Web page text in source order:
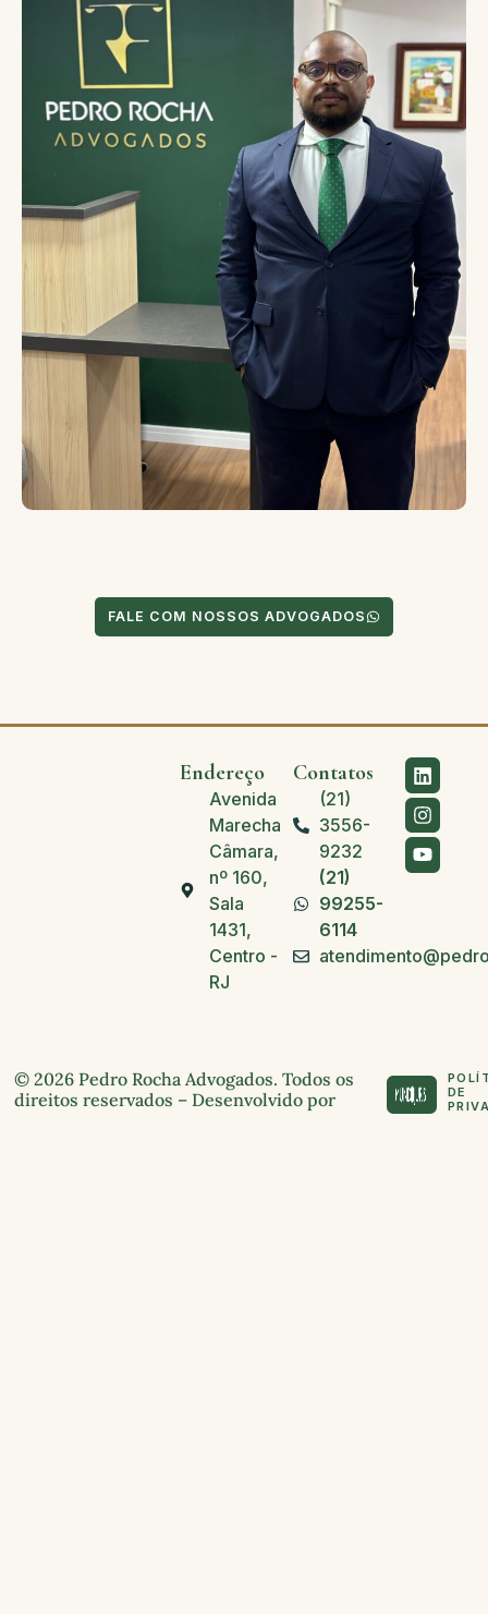
FALE COM NOSSOS ADVOGADOS
Endereço
Avenida
Marechal
Câmara,
nº 160,
Sala
1431,
Centro -
RJ
Contatos
(21)
3556-
9232
(21)
99255-
6114
© 2026 Pedro Rocha Advogados. Todos os
direitos reservados – Desenvolvido por
DE